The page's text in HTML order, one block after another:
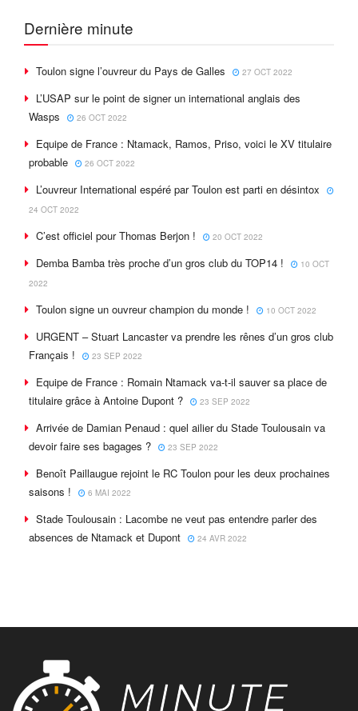
Dernière minute
Toulon signe l’ouvreur du Pays de Galles 27 OCT 2022
L’USAP sur le point de signer un international anglais des
Wasps
26 OCT 2022
Equipe de France : Ntamack, Ramos, Priso, voici le XV titulaire
probable
26 OCT 2022
L’ouvreur International espéré par Toulon est parti en désintox
24 OCT 2022
C’est officiel pour Thomas Berjon ! 20 OCT 2022
Demba Bamba très proche d’un gros club du TOP14 !
10 OCT
2022
Toulon signe un ouvreur champion du monde ! 10 OCT 2022
URGENT – Stuart Lancaster va prendre les rênes d’un gros club
Français !
23 SEP 2022
Equipe de France : Romain Ntamack va-t-il sauver sa place de
titulaire grâce à Antoine Dupont ?
23 SEP 2022
Arrivée de Damian Penaud : quel ailier du Stade Toulousain va
devoir faire ses bagages ?
23 SEP 2022
Benoît Paillaugue rejoint le RC Toulon pour les deux prochaines
saisons !
6 MAI 2022
Stade Toulousain : Lacombe ne veut pas entendre parler des
absences de Ntamack et Dupont
24 AVR 2022